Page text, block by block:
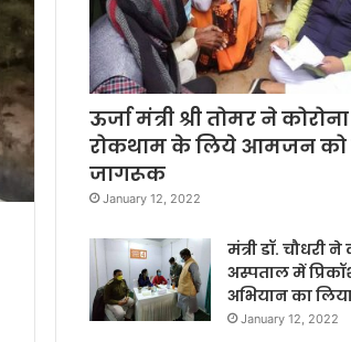
ऊर्जा मंत्री श्री तोमर ने
रोकथाम के लिये आमजन को
जागरूक
January 12, 2022
मंत्री डॉ. चौधरी
अस्पताल में
अभियान का
January 12, 2022